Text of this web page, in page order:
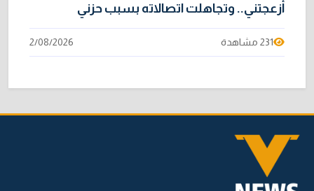
أزعجتني.. وتجاهلت اتصالاته بسبب حزني
231 مشاهدة 2/08/2026